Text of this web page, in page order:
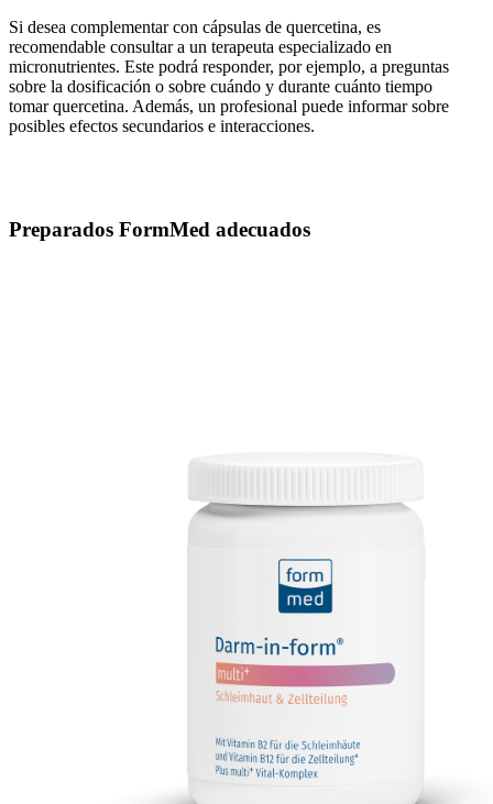
Si desea complementar con cápsulas de quercetina, es
recomendable consultar a un terapeuta especializado en
micronutrientes. Este podrá responder, por ejemplo, a preguntas
sobre la dosificación o sobre cuándo y durante cuánto tiempo
tomar quercetina. Además, un profesional puede informar sobre
posibles efectos secundarios e interacciones.
Preparados FormMed adecuados